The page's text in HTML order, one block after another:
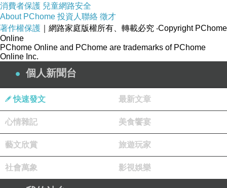
看著いろは坂的牌子，真的很想走一次丫...
但現在的膝蓋實在是無法承受長達6公里多的下坡路，只好
作罷
消費者保護 兒童網路安全
About PChome 投資人聯絡 徵才
著作權保護 ｜網路家庭版權所有、轉載必究 ‧Copyright PChome
Online
PChome Online and PChome are trademarks of PChome
Online Inc.
個人新聞台
快速發文 最新文章
心情雜記 美食饗宴
藝文欣賞 旅遊玩家
社會萬象 影視娛樂